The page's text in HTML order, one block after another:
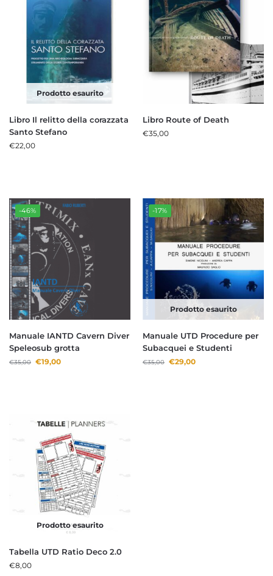
Prodotto esaurito
Libro Il relitto della corazzata
Santo Stefano
€22,00
Libro Route of Death
€35,00
-46%
Manuale IANTD Cavern Diver
Speleosub grotta
€35,00 €19,00
-17%
Prodotto esaurito
Manuale UTD Procedure per
Subacquei e Studenti
€35,00 €29,00
Prodotto esaurito
Tabella UTD Ratio Deco 2.0
€8,00